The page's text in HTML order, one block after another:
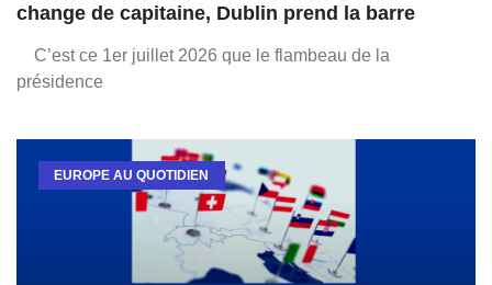
change de capitaine, Dublin prend la barre
C’est ce 1er juillet 2026 que le flambeau de la
présidence
EUROPE AU QUOTIDIEN